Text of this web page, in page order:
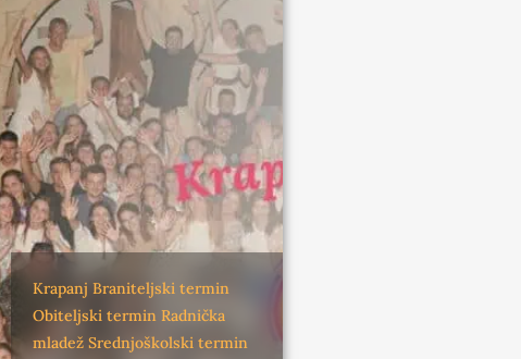
Krapanj Braniteljski termin
Obiteljski termin Radnička
mladež Srednjoškolski termin